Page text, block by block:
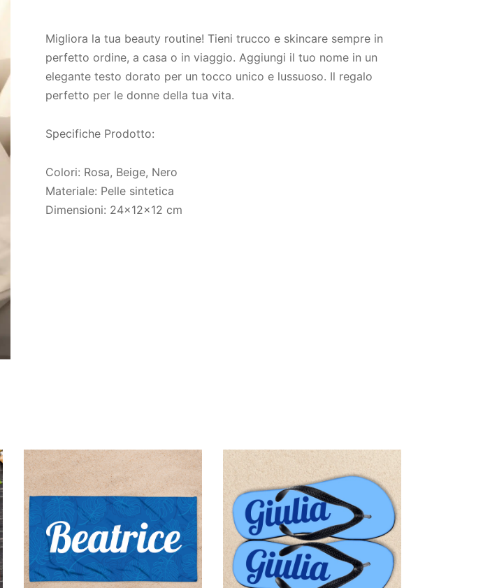
Migliora la tua beauty routine! Tieni trucco e skincare sempre in
perfetto ordine, a casa o in viaggio. Aggiungi il tuo nome in un
elegante testo dorato per un tocco unico e lussuoso. Il regalo
perfetto per le donne della tua vita.
Specifiche Prodotto:
Colori: Rosa, Beige, Nero
Materiale: Pelle sintetica
Dimensioni: 24x12x12 cm